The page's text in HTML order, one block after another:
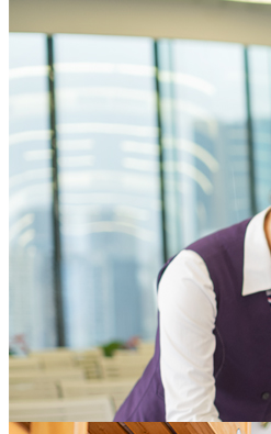
提供一站式的行政后勤服务，降
本，增进员工满意度
为企业聚焦核心业务提供全方位支
大型企业